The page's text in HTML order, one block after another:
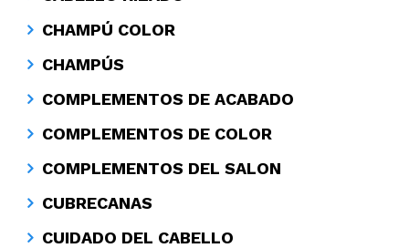
CHAMPÚ COLOR
CHAMPÚS
COMPLEMENTOS DE ACABADO
COMPLEMENTOS DE COLOR
COMPLEMENTOS DEL SALON
CUBRECANAS
CUIDADO DEL CABELLO